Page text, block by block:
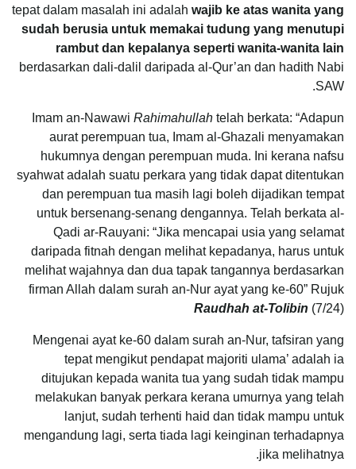
tepat dalam masalah ini adalah wajib ke atas wanita yang
sudah berusia untuk memakai tudung yang menutupi
rambut dan kepalanya seperti wanita-wanita lain
berdasarkan dali-dalil daripada al-Qur’an dan hadith Nabi
SAW.
Imam an-Nawawi Rahimahullah telah berkata: “Adapun
aurat perempuan tua, Imam al-Ghazali menyamakan
hukumnya dengan perempuan muda. Ini kerana nafsu
syahwat adalah suatu perkara yang tidak dapat ditentukan
dan perempuan tua masih lagi boleh dijadikan tempat
untuk bersenang-senang dengannya. Telah berkata al-
Qadi ar-Rauyani: “Jika mencapai usia yang selamat
daripada fitnah dengan melihat kepadanya, harus untuk
melihat wajahnya dan dua tapak tangannya berdasarkan
firman Allah dalam surah an-Nur ayat yang ke-60” Rujuk
Raudhah at-Tolibin (7/24)
Mengenai ayat ke-60 dalam surah an-Nur, tafsiran yang
tepat mengikut pendapat majoriti ulama’ adalah ia
ditujukan kepada wanita tua yang sudah tidak mampu
melakukan banyak perkara kerana umurnya yang telah
lanjut, sudah terhenti haid dan tidak mampu untuk
mengandung lagi, serta tiada lagi keinginan terhadapnya
jika melihatnya.